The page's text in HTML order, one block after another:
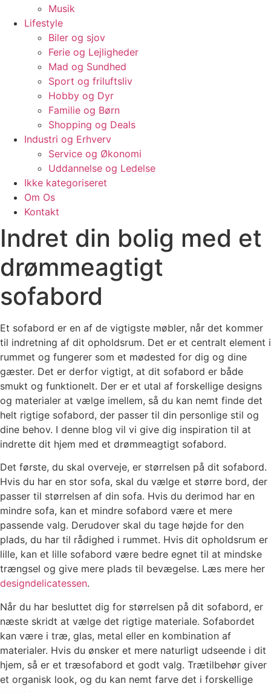
Musik
Lifestyle
Biler og sjov
Ferie og Lejligheder
Mad og Sundhed
Sport og friluftsliv
Hobby og Dyr
Familie og Børn
Shopping og Deals
Industri og Erhverv
Service og Økonomi
Uddannelse og Ledelse
Ikke kategoriseret
Om Os
Kontakt
Indret din bolig med et
drømmeagtigt
sofabord
Et sofabord er en af de vigtigste møbler, når det kommer
til indretning af dit opholdsrum. Det er et centralt element i
rummet og fungerer som et mødested for dig og dine
gæster. Det er derfor vigtigt, at dit sofabord er både
smukt og funktionelt. Der er et utal af forskellige designs
og materialer at vælge imellem, så du kan nemt finde det
helt rigtige sofabord, der passer til din personlige stil og
dine behov. I denne blog vil vi give dig inspiration til at
indrette dit hjem med et drømmeagtigt sofabord.
Det første, du skal overveje, er størrelsen på dit sofabord.
Hvis du har en stor sofa, skal du vælge et større bord, der
passer til størrelsen af ​​din sofa. Hvis du derimod har en
mindre sofa, kan et mindre sofabord være et mere
passende valg. Derudover skal du tage højde for den
plads, du har til rådighed i rummet. Hvis dit opholdsrum er
lille, kan et lille sofabord være bedre egnet til at mindske
trængsel og give mere plads til bevægelse. Læs mere her
designdelicatessen.
Når du har besluttet dig for størrelsen på dit sofabord, er
næste skridt at vælge det rigtige materiale. Sofabordet
kan være i træ, glas, metal eller en kombination af
materialer. Hvis du ønsker et mere naturligt udseende i dit
hjem, så er et træsofabord et godt valg. Trætilbehør giver
et organisk look, og du kan nemt farve det i forskellige